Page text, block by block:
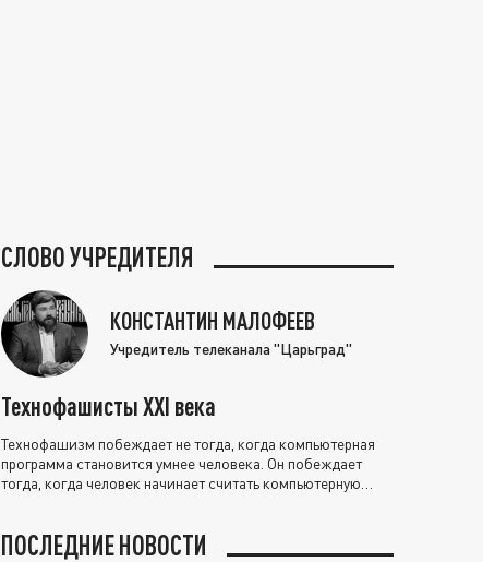
СЛОВО УЧРЕДИТЕЛЯ
КОНСТАНТИН МАЛОФЕЕВ
Учредитель телеканала "Царьград"
Технофашисты XXI века
Технофашизм побеждает не тогда, когда компьютерная
программа становится умнее человека. Он побеждает
тогда, когда человек начинает считать компьютерную
ПОСЛЕДНИЕ НОВОСТИ